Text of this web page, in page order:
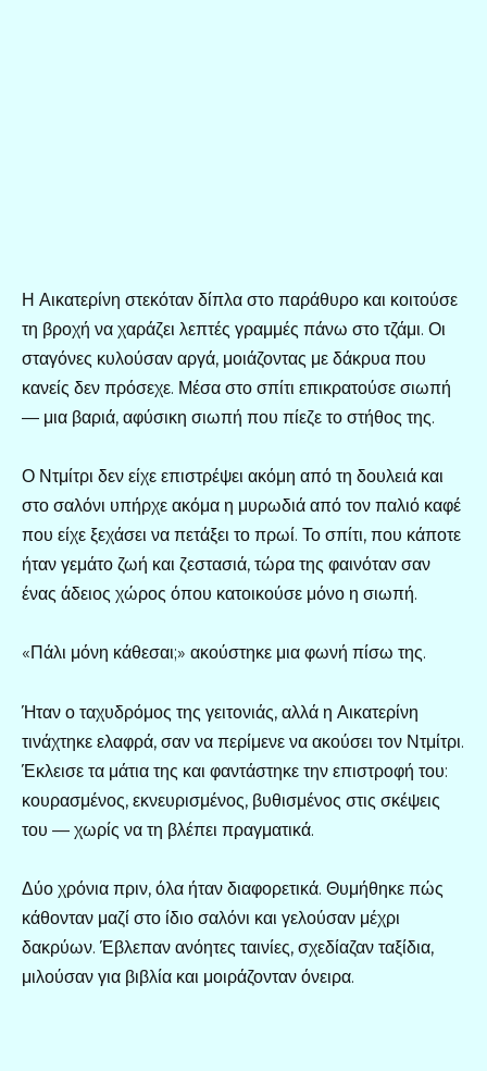
Η Αικατερίνη στεκόταν δίπλα στο παράθυρο και κοιτούσε
τη βροχή να χαράζει λεπτές γραμμές πάνω στο τζάμι. Οι
σταγόνες κυλούσαν αργά, μοιάζοντας με δάκρυα που
κανείς δεν πρόσεχε. Μέσα στο σπίτι επικρατούσε σιωπή
— μια βαριά, αφύσικη σιωπή που πίεζε το στήθος της.
Ο Ντμίτρι δεν είχε επιστρέψει ακόμη από τη δουλειά και
στο σαλόνι υπήρχε ακόμα η μυρωδιά από τον παλιό καφέ
που είχε ξεχάσει να πετάξει το πρωί. Το σπίτι, που κάποτε
ήταν γεμάτο ζωή και ζεστασιά, τώρα της φαινόταν σαν
ένας άδειος χώρος όπου κατοικούσε μόνο η σιωπή.
«Πάλι μόνη κάθεσαι;» ακούστηκε μια φωνή πίσω της.
Ήταν ο ταχυδρόμος της γειτονιάς, αλλά η Αικατερίνη
τινάχτηκε ελαφρά, σαν να περίμενε να ακούσει τον Ντμίτρι.
Έκλεισε τα μάτια της και φαντάστηκε την επιστροφή του:
κουρασμένος, εκνευρισμένος, βυθισμένος στις σκέψεις
του — χωρίς να τη βλέπει πραγματικά.
Δύο χρόνια πριν, όλα ήταν διαφορετικά. Θυμήθηκε πώς
κάθονταν μαζί στο ίδιο σαλόνι και γελούσαν μέχρι
δακρύων. Έβλεπαν ανόητες ταινίες, σχεδίαζαν ταξίδια,
μιλούσαν για βιβλία και μοιράζονταν όνειρα.